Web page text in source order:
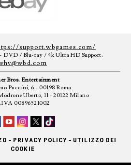
support.wbgames.com/
- DVD / Blu-ray / 4k Ultra HD Support:
Bros. Entertainment
Puccini, 6 - 00198 Roma
Uberto, 11 - 20122 Milano
00896521002
- PRIVACY POLICY - UTILIZZO DEI
COOKIE